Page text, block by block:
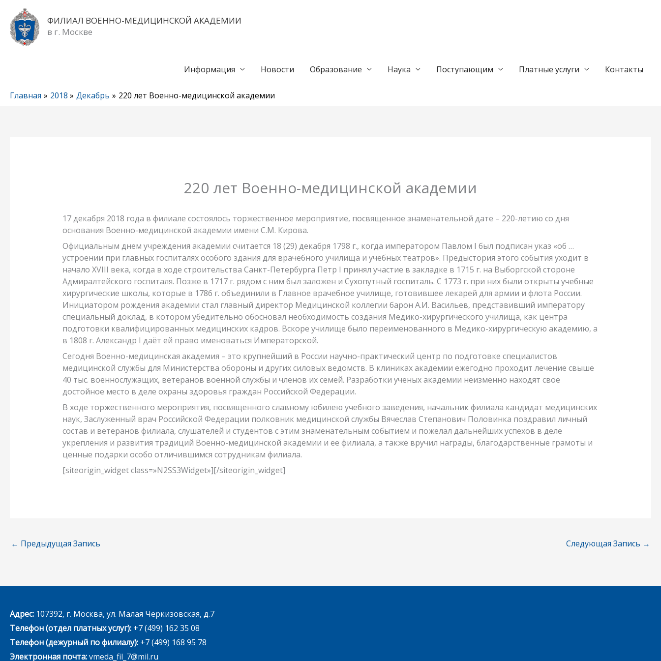
Перейти
содержимому
ФИЛИАЛ ВОЕННО-МЕДИЦИНСКОЙ АКАДЕМИИ
в г. Москве
Информация Новости Образование Наука Поступающим Платные услуги Контакты
Главная 2018 Декабрь 220 лет Военно-медицинской академии
220 лет Военно-медицинской академии
17 декабря 2018 года в филиале состоялось торжественное мероприятие, посвященное знаменательной дате – 220-летию со дня
основания Военно-медицинской академии имени С.М. Кирова.
Официальным днем учреждения академии считается 18 (29) декабря 1798 г., когда императором Павлом I был подписан указ «об …
устроении при главных госпиталях особого здания для врачебного училища и учебных театров». Предыстория этого события уходит в
начало XVIII века, когда в ходе строительства Санкт-Петербурга Петр I принял участие в закладке в 1715 г. на Выборгской стороне
Адмиралтейского госпиталя. Позже в 1717 г. рядом с ним был заложен и Сухопутный госпиталь. С 1773 г. при них были открыты учебные
хирургические школы, которые в 1786 г. объединили в Главное врачебное училище, готовившее лекарей для армии и флота России.
Инициатором рождения академии стал главный директор Медицинской коллегии барон А.И. Васильев, представивший императору
специальный доклад, в котором убедительно обосновал необходимость создания Медико-хирургического училища, как центра
подготовки квалифицированных медицинских кадров. Вскоре училище было переименованного в Медико-хирургическую академию, а
в 1808 г. Александр I даёт ей право именоваться Императорской.
Сегодня Военно-медицинская академия – это крупнейший в России научно-практический центр по подготовке специалистов
медицинской службы для Министерства обороны и других силовых ведомств. В клиниках академии ежегодно проходит лечение свыше
40 тыс. военнослужащих, ветеранов военной службы и членов их семей. Разработки ученых академии неизменно находят свое
достойное место в деле охраны здоровья граждан Российской Федерации.
В ходе торжественного мероприятия, посвященного славному юбилею учебного заведения, начальник филиала кандидат медицинских
наук, Заслуженный врач Российской Федерации полковник медицинской службы Вячеслав Степанович Половинка поздравил личный
состав и ветеранов филиала, слушателей и студентов с этим знаменательным событием и пожелал дальнейших успехов в деле
укрепления и развития традиций Военно-медицинской академии и ее филиала, а также вручил награды, благодарственные грамоты и
ценные подарки особо отличившимся сотрудникам филиала.
[siteorigin_widget class=»N2SS3Widget»][/siteorigin_widget]
← Предыдущая Запись Следующая Запись →
Адрес: 107392, г. Москва, ул. Малая Черкизовская, д.7
Телефон (отдел платных услуг): +7 (499) 162 35 08
Телефон (дежурный по филиалу): +7 (499) 168 95 78
Электронная почта:vmeda_fil_7@mil.ru